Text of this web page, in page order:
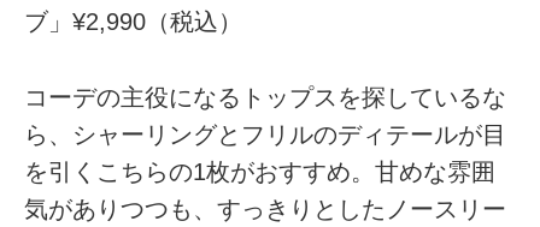
ブ」¥2,990（税込）
コーデの主役になるトップスを探しているな
ら、シャーリングとフリルのディテールが目
を引くこちらの1枚がおすすめ。甘めな雰囲
気がありつつも、すっきりとしたノースリー